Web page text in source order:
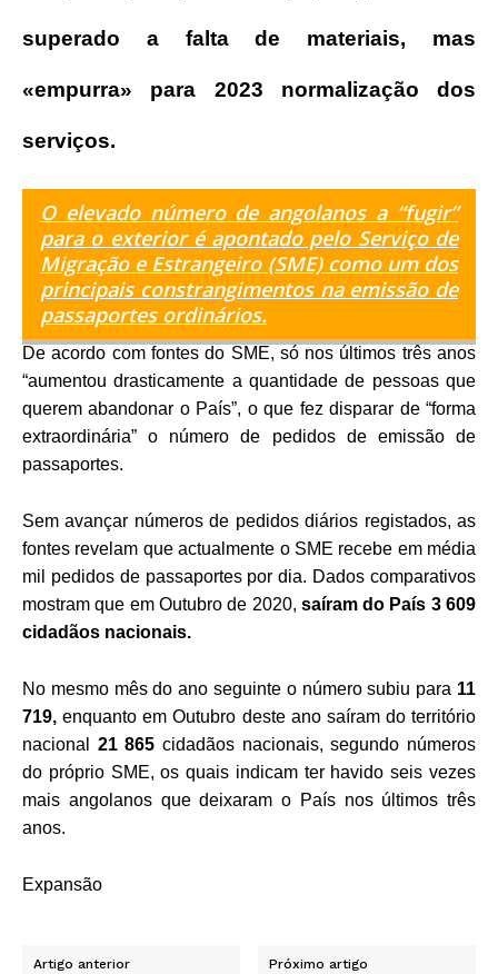
superado a falta de materiais, mas
«empurra» para 2023 normalização dos
serviços.
O elevado número de angolanos a “fugir”
para o exterior é apontado pelo Serviço de
Migração e Estrangeiro (SME) como um dos
principais constrangimentos na emissão de
passaportes ordinários.
De acordo com fontes do SME, só nos últimos três anos
“aumentou drasticamente a quantidade de pessoas que
querem abandonar o País”, o que fez disparar de “forma
extraordinária” o número de pedidos de emissão de
passaportes.
Sem avançar números de pedidos diários registados, as
fontes revelam que actualmente o SME recebe em média
mil pedidos de passaportes por dia. Dados comparativos
mostram que em Outubro de 2020, saíram do País 3 609
cidadãos nacionais.
No mesmo mês do ano seguinte o número subiu para 11
719, enquanto em Outubro deste ano saíram do território
nacional 21 865 cidadãos nacionais, segundo números
do próprio SME, os quais indicam ter havido seis vezes
mais angolanos que deixaram o País nos últimos três
anos.
Expansão
Artigo anterior Próximo artigo